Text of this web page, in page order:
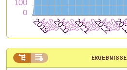
ERGEBNISSE
 